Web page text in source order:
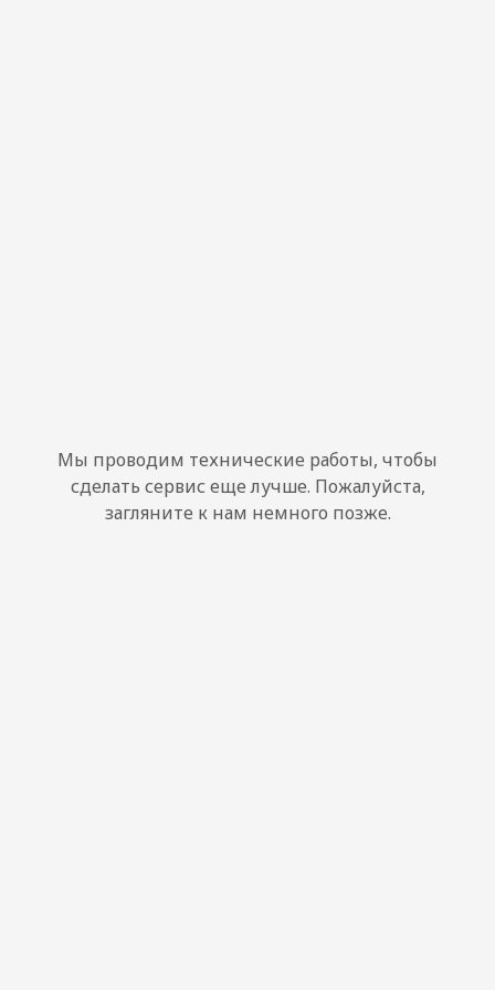
Мы проводим технические работы, чтобы
сделать сервис еще лучше. Пожалуйста,
загляните к нам немного позже.